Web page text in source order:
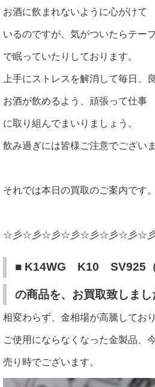
お酒に飲まれないように心がけて
いるのですが、気がついたらテー
で眠っていたりしております。
上手にストレスを解消して毎日、
お酒が飲めるよう、頑張って仕事
に取り組んでまいりましょう。
飲み過ぎには皆様ご注意でございま
それでは本日の買取のご案内です。
☆彡☆彡☆彡☆彡☆彡☆彡☆彡☆
■ K14WG K10 SV925（
の商品を、 お買取致しまし
相変わらず、金相場が高騰しており
ご使用にならなくなった金製品、
売り時でございます。